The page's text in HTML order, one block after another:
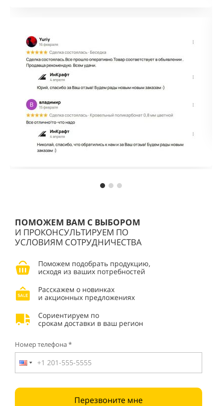
ПОМОЖЕМ ВАМ С ВЫБОРОМ
И ПРОКОНСУЛЬТИРУЕМ ПО
УСЛОВИЯМ СОТРУДНИЧЕСТВА
Поможем подобрать продукцию,
исходя из ваших потребностей
Расскажем о новинках
и акционных предложениях
Сориентируем по
срокам доставки в ваш регион
Номер телефона *
Перезвоните мне